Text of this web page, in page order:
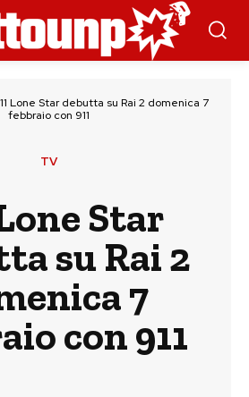
Lone Star debutta su Rai 2 domenica 7
febbraio con 911
TV
Star
su Rai 2
7
con 911